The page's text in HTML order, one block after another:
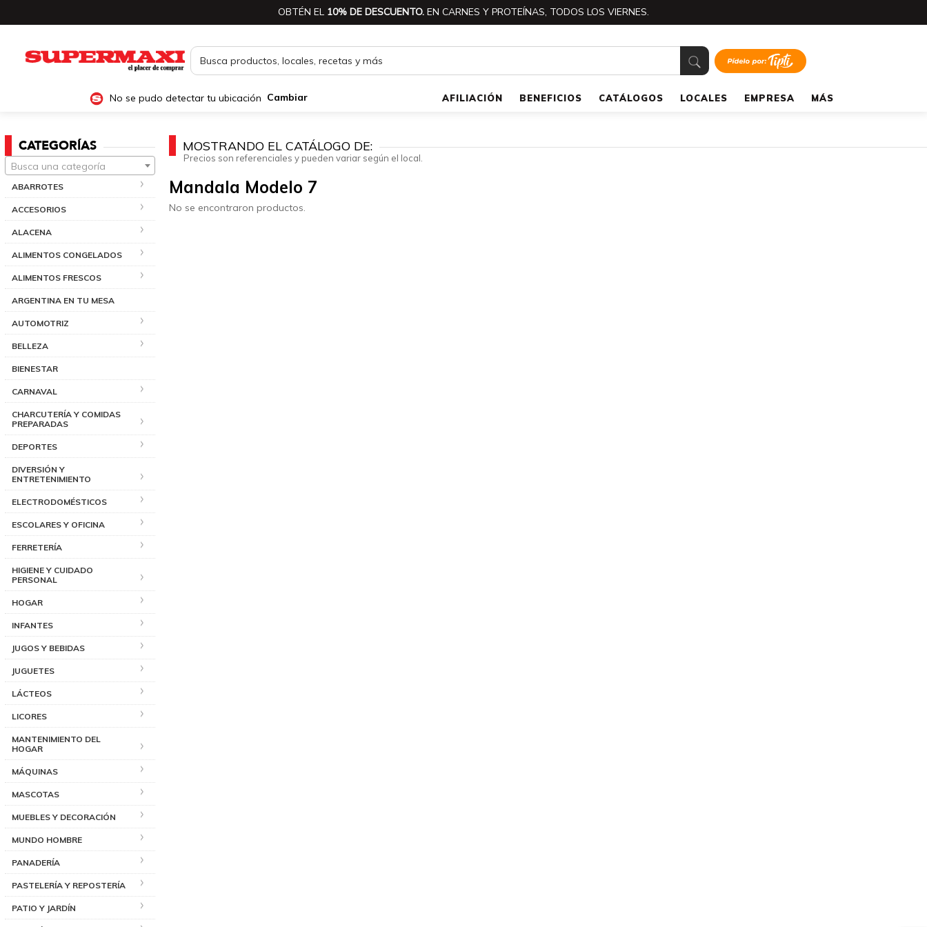
OBTÉN EL 10% DE DESCUENTO. EN CARNES Y PROTEÍNAS, TODOS LOS VIERNES.
No se pudo detectar tu ubicación Cambiar AFILIACIÓN BENEFICIOS CATÁLOGOS LOCALES EMPRESA MÁS
CATEGORÍAS
Busca una categoría
ABARROTES
ACCESORIOS
ALACENA
ALIMENTOS CONGELADOS
ALIMENTOS FRESCOS
ARGENTINA EN TU MESA
AUTOMOTRIZ
BELLEZA
BIENESTAR
CARNAVAL
CHARCUTERÍA Y COMIDAS
PREPARADAS
DEPORTES
DIVERSIÓN Y
ENTRETENIMIENTO
ELECTRODOMÉSTICOS
ESCOLARES Y OFICINA
FERRETERÍA
HIGIENE Y CUIDADO
PERSONAL
HOGAR
INFANTES
JUGOS Y BEBIDAS
JUGUETES
LÁCTEOS
LICORES
MANTENIMIENTO DEL
HOGAR
MÁQUINAS
MASCOTAS
MUEBLES Y DECORACIÓN
MUNDO HOMBRE
PANADERÍA
PASTELERÍA Y REPOSTERÍA
PATIO Y JARDÍN
MOSTRANDO EL CATÁLOGO DE:
Precios son referenciales y pueden variar según el local.
Mandala Modelo 7
No se encontraron productos.